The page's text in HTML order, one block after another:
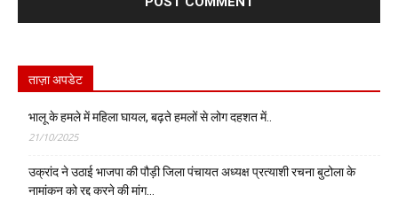
ताज़ा अपडेट
भालू के हमले में महिला घायल, बढ़ते हमलों से लोग दहशत में..
21/10/2025
उक्रांद ने उठाई भाजपा की पौड़ी जिला पंचायत अध्यक्ष प्रत्याशी रचना बुटोला के
नामांकन को रद्द करने की मांग…